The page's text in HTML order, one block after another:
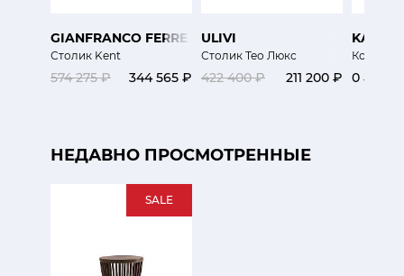
GIANFRANCO FERRE HOME
Столик Kent
574 275 ₽ 344 565 ₽
ULIVI
Столик Тео Люкс
422 400 ₽ 211 200 ₽ 0 ₽
НЕДАВНО ПРОСМОТРЕННЫЕ
SALE